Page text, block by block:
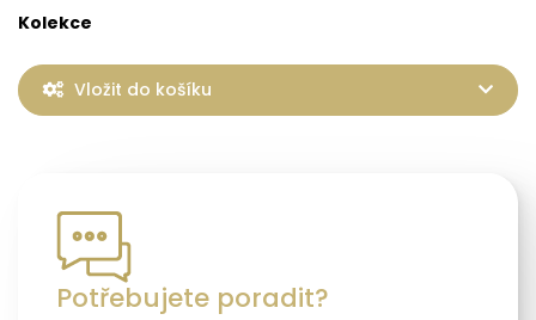
Kolekce
Vložit do košíku
Potřebujete poradit?